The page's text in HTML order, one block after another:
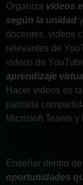
Organiza videos
según la unidad
docentes, videos
relevantes de
videos de
aprendizaje
Hacer videos es
pantalla
Microsoft Teams
Enseñar dentro
oportunidades